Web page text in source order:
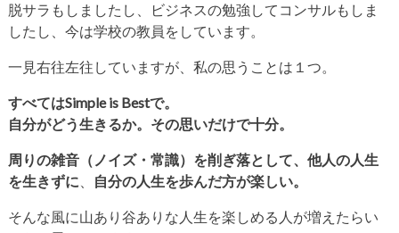
脱サラもしましたし、ビジネスの勉強してコンサルもしま
したし、今は学校の教員をしています。
一見右往左往していますが、私の思うことは１つ。
すべてはSimple is Bestで。
自分がどう生きるか。その思いだけで十分。
周りの雑音（ノイズ・常識）を削ぎ落として、他人の人生
を生きずに
自分の人生を歩んだ方が楽しい。
そんな風に山あり谷ありな人生を楽しめる人が増えたらい